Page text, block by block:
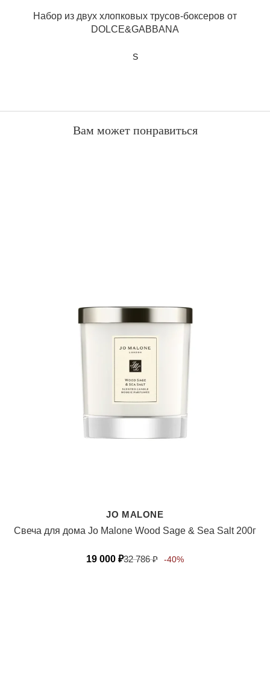
Набор из двух хлопковых трусов-боксеров от
DOLCE&GABBANA
S
Вам может понравиться
JO MALONE
Свеча для дома Jo Malone Wood Sage & Sea Salt 200г
19 000 ₽32 786₽ -40%